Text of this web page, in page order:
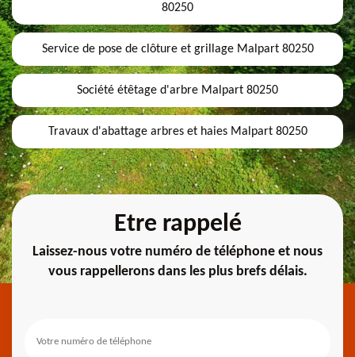
80250
Service de pose de clôture et grillage Malpart 80250
Société étêtage d'arbre Malpart 80250
Travaux d'abattage arbres et haies Malpart 80250
Etre rappelé
Laissez-nous votre numéro de téléphone et nous
vous rappellerons dans les plus brefs délais.